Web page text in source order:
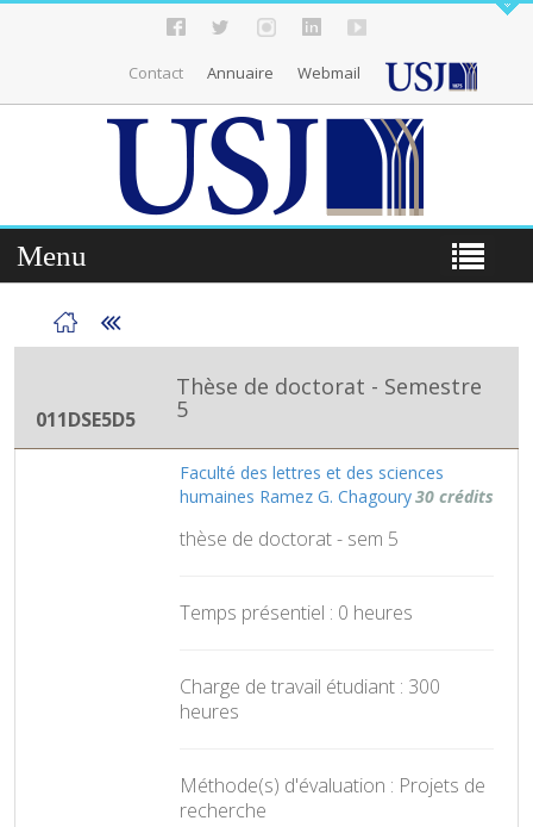
Contact Annuaire Webmail
Menu
011DSE5D5
Thèse de doctorat - Semestre
5
Faculté des lettres et des sciences
humaines Ramez G. Chagoury30 crédits
thèse de doctorat - sem 5
Temps présentiel : 0 heures
Charge de travail étudiant : 300
heures
Méthode(s) d'évaluation : Projets de
recherche